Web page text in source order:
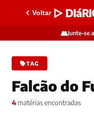
Voltar ▷
👥Junte-se
TAG
Falcão do
4 matérias encontradas